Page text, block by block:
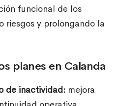
funcional de los
riesgos y prolongando la
planes en Calanda
de inactividad: mejora